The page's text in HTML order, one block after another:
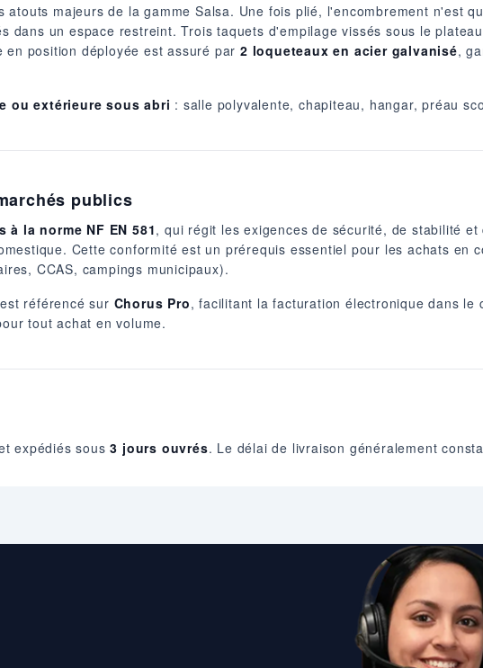
atouts majeurs de la gamme Salsa. Une fois plié, l'encombrement n'est
dans un espace restreint. Trois taquets d'empilage vissés sous le
position déployée est assuré par 2 loqueteaux en acier galvanisé,
ou extérieure sous abri : salle polyvalente, chapiteau, hangar, préau
publics
à la norme NF EN 581, qui régit les exigences de sécurité, de stabilité
Cette conformité est un prérequis essentiel pour les achats en
CCAS, campings municipaux).
référencé sur Chorus Pro, facilitant la facturation électronique dans le
tout achat en volume.
expédiés sous3 jours ouvrés. Le délai de livraison généralement